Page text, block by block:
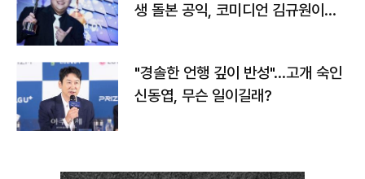
생 돌본 공익, 코미디언 김규원이었
"경솔한 언행 깊이 반성"…고개 숙인
신동엽, 무슨 일이길래?